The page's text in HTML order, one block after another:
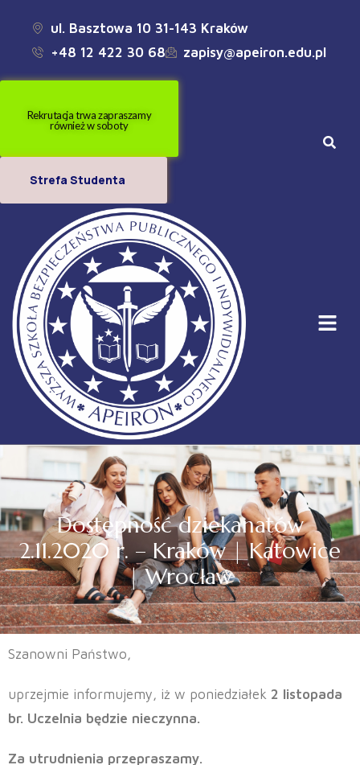
ul. Basztowa 10 31-143 Kraków
+48 12 422 30 68
zapisy@apeiron.edu.pl
Rekrutacja trwa zapraszamy
również w soboty
Strefa Studenta
Dostępność dziekanatów
2.11.2020 r. – Kraków | Katowice
| Wrocław
Szanowni Państwo,
uprzejmie informujemy, iż w poniedziałek 2 listopada
br. Uczelnia będzie nieczynna.
Za utrudnienia przepraszamy.